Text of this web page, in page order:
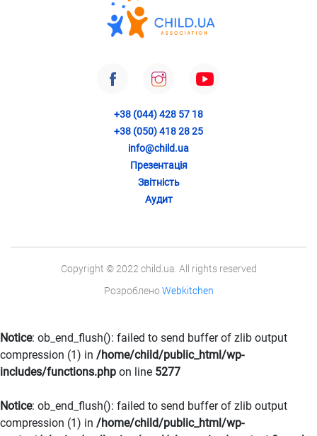
+38 (044) 428 57 18
+38 (050) 418 28 25
info@child.ua
Презентація
Звітність
Аудит
Copyright © 2022 child.ua. All rights reserved
Розроблено Webkitchen
Notice: ob_end_flush(): failed to send buffer of zlib output
compression (1) in /home/child/public_html/wp-
includes/functions.php on line 5277
Notice: ob_end_flush(): failed to send buffer of zlib output
compression (1) in /home/child/public_html/wp-